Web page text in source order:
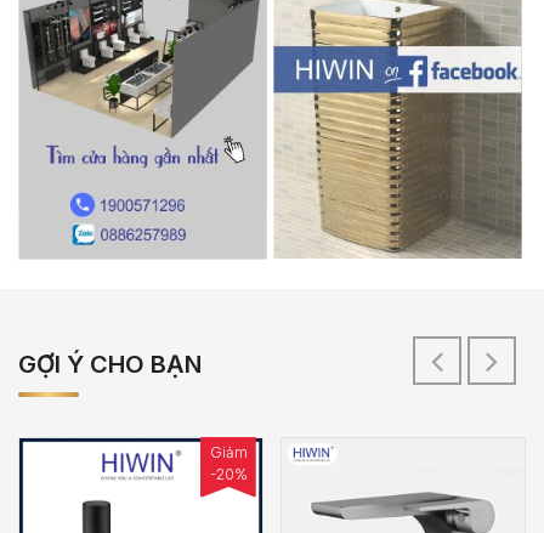
GỢI Ý CHO BẠN
Giảm
-20%